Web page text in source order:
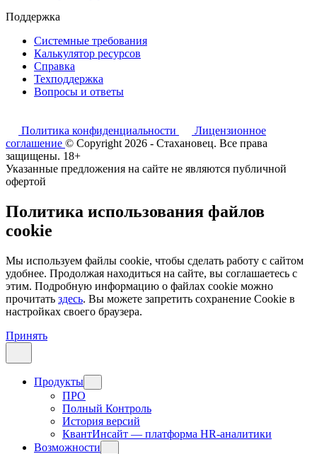
Поддержка
Системные требования
Калькулятор ресурсов
Справка
Техподдержка
Вопросы и ответы
Политика конфиденциальности
Лицензионное
соглашение © Copyright 2026 - Стахановец. Все права
защищены. 18+
Указанные предложения на сайте не являются публичной
офертой
Политика использования файлов
cookie
Мы используем файлы cookie, чтобы сделать работу с сайтом
удобнее. Продолжая находиться на сайте, вы соглашаетесь с
этим. Подробную информацию о файлах cookie можно
прочитать здесь. Вы можете запретить сохранение Cookie в
настройках своего браузера.
Принять
Продукты
ПРО
Полный Контроль
История версий
КвантИнсайт — платформа HR-аналитики
Возможности